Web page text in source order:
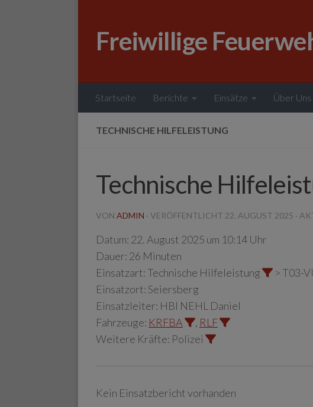
Freiwillige
Startseite Berichte Einsätze Über Uns
TECHNISCHE HILFELEISTUNG
Technische
VON ADMIN · VERÖFFENTLICHT 22. AUGUST 2025 ·
Datum: 22. August 2025 um 10:14 Uhr
Dauer: 26 Minuten
Einsatzart:Technische Hilfeleistung
> T03-
Einsatzort: Seiersberg
Einsatzleiter: HBI NEHL Daniel
Fahrzeuge: KRFBA , RLF
Weitere Kräfte: Polizei
Kein Einsatzbericht vorhanden